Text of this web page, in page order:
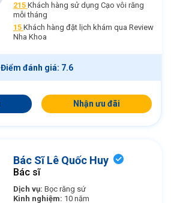
215 Khách hàng sử dụng Cạo vôi răng
mỗi tháng
15 Khách hàng đặt lịch khám qua Review
Nha Khoa
Điểm đánh giá: 7.6
Nhận ưu đãi
Bác Sĩ Lê Quốc Huy
Bác sĩ
Dịch vụ: Bọc răng sứ
Kinh nghiệm: 10 năm